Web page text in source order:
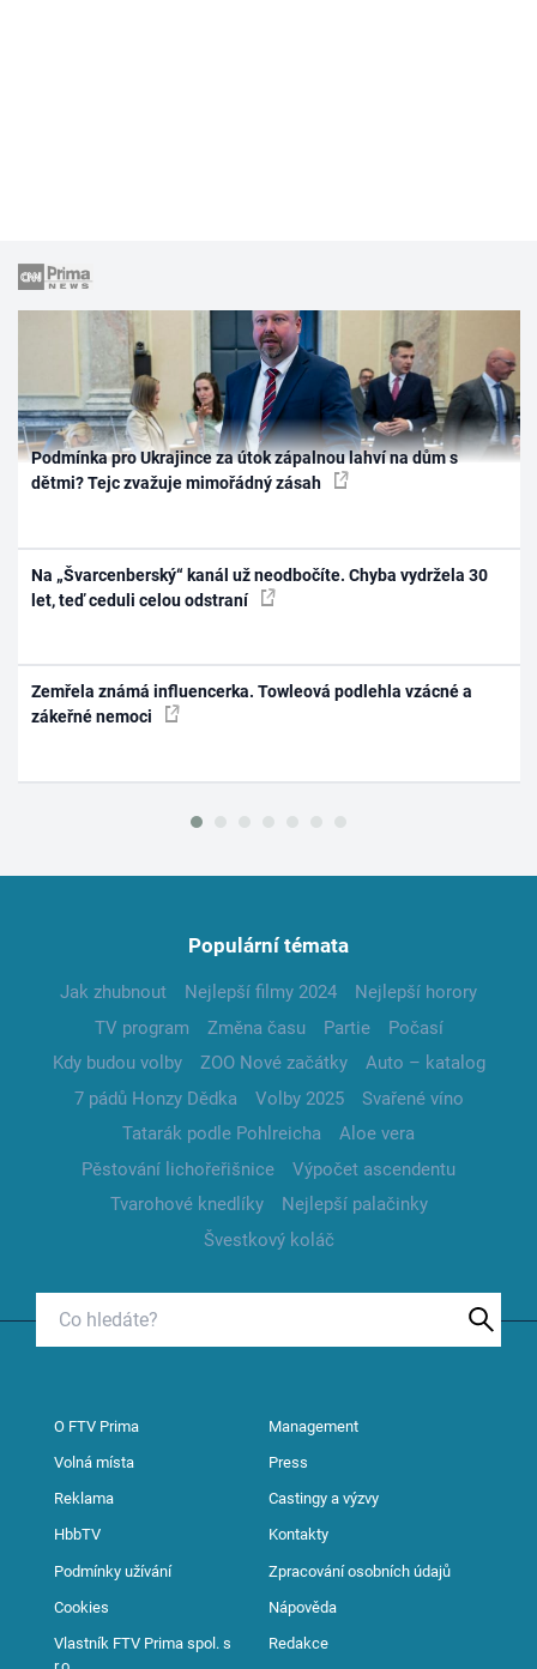
Podmínka pro Ukrajince za útok zápalnou lahví na dům s
dětmi? Tejc zvažuje mimořádný zásah
Na „Švarcenberský“ kanál už neodbočíte. Chyba vydržela 30
let, teď ceduli celou odstraní
Zemřela známá influencerka. Towleová podlehla vzácné a
zákeřné nemoci
Populární témata
Jak zhubnout Nejlepší filmy 2024
Nejlepší horory
TV program
Změna času Partie
Počasí
Kdy budou volby
ZOO Nové začátky
Auto – katalog
7 pádů Honzy Dědka
Volby 2025
Svařené víno
Tatarák podle Pohlreicha
Aloe vera
Pěstování lichořeřišnice
Výpočet ascendentu
Tvarohové knedlíky
Nejlepší palačinky
Švestkový koláč
O FTV Prima Management
Volná místa Press
Reklama Castingy a výzvy
HbbTV Kontakty
Podmínky užívání Zpracování osobních údajů
Cookies Nápověda
Vlastník FTV Prima spol. s
Redakce